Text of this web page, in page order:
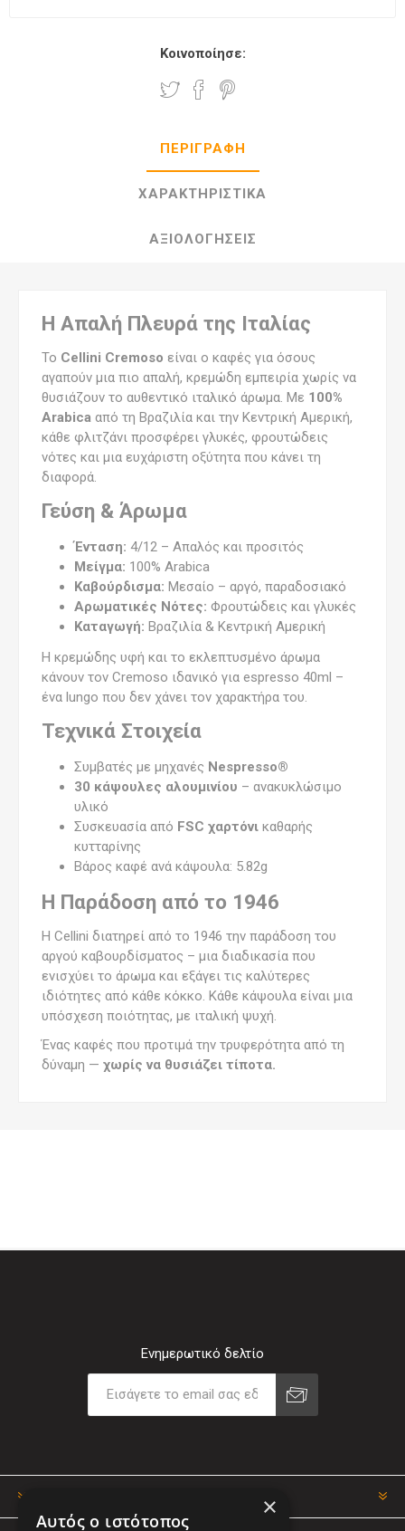
Κοινοποίησε:
ΠΕΡΙΓΡΑΦΉ
ΧΑΡΑΚΤΗΡΙΣΤΙΚΆ
ΑΞΙΟΛΟΓΉΣΕΙΣ
Η Απαλή Πλευρά της Ιταλίας
Το Cellini Cremoso είναι ο καφές για όσους
αγαπούν μια πιο απαλή, κρεμώδη εμπειρία χωρίς να
θυσιάζουν το αυθεντικό ιταλικό άρωμα. Με 100%
Arabica από τη Βραζιλία και την Κεντρική Αμερική,
κάθε φλιτζάνι προσφέρει γλυκές, φρουτώδεις
νότες και μια ευχάριστη οξύτητα που κάνει τη
διαφορά.
Γεύση & Άρωμα
Ένταση: 4/12 – Απαλός και προσιτός
Μείγμα: 100% Arabica
Καβούρδισμα: Μεσαίο – αργό, παραδοσιακό
Αρωματικές Νότες: Φρουτώδεις και γλυκές
Καταγωγή: Βραζιλία & Κεντρική Αμερική
Η κρεμώδης υφή και το εκλεπτυσμένο άρωμα
κάνουν τον Cremoso ιδανικό για espresso 40ml –
ένα lungo που δεν χάνει τον χαρακτήρα του.
Τεχνικά Στοιχεία
Συμβατές με μηχανές Nespresso®
30 κάψουλες αλουμινίου – ανακυκλώσιμο
υλικό
Συσκευασία από FSC χαρτόνι καθαρής
κυτταρίνης
Βάρος καφέ ανά κάψουλα: 5.82g
Η Παράδοση από το 1946
Η Cellini διατηρεί από το 1946 την παράδοση του
αργού καβουρδίσματος – μια διαδικασία που
ενισχύει το άρωμα και εξάγει τις καλύτερες
ιδιότητες από κάθε κόκκο. Κάθε κάψουλα είναι μια
υπόσχεση ποιότητας, με ιταλική ψυχή.
Ένας καφές που προτιμά την τρυφερότητα από τη
δύναμη — χωρίς να θυσιάζει τίποτα.
Ενημερωτικό δελτίο
×
Αυτός ο ιστότοπος